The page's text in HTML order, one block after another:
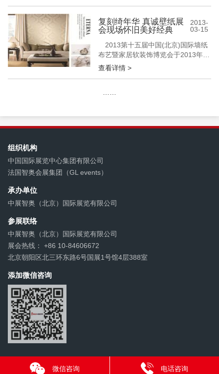
如期举行。意大利百年品牌——阿里
斯顿携全系壁挂炉产品、系列热水器
新品和商用锅炉、燃烧器等全线产品
占据最黄金展...
复刻绮年华 真诚壁纸展
会现场怀旧美好经典
2013-
03-15
2013第十五届中国(北京)国际墙纸
布艺暨家居软装饰博览会于2013年3
月7日-10日在北京接连拉开帷幕。展
华》新版本以其独特的怀旧情怀吸引
查看详情 >
组织机构
中国国际展览中心集团有限公司
法国智奥会展集团（GL events）
承办单位
中展智奥（北京）国际展览有限公司
参展联络
中展智奥（北京）国际展览有限公司
展会热线： +86 10-84606672
北京朝阳区北三环东路6号国展1号馆4层388室
添加微信咨询
微信咨询 电话咨询